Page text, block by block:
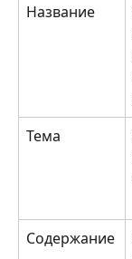
Название
Тема
Содержание